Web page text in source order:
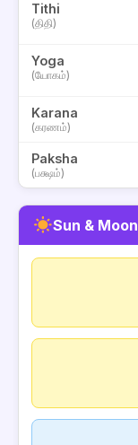
Tithi
(திதி)
Yoga
(யோகம்)
Karana
(கரணம்)
Paksha
(பக்ஷம்)
Sun & Moon